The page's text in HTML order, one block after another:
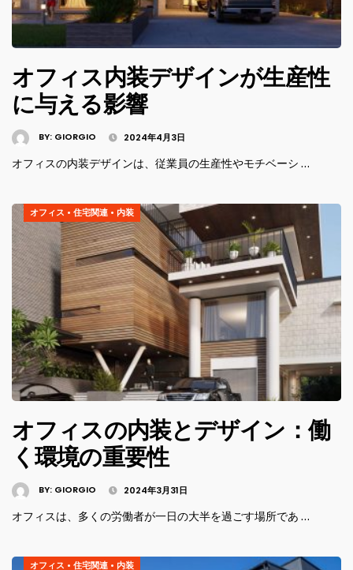
オフィス内装デザインが生産性
に与える影響
BY: GIORGIO 2024年4月3日
オフィスの内装デザインは、従業員の生産性やモチベーシ …
オフィス • 住宅関連 • 内装
オフィスの内装とデザイン：働
く環境の重要性
BY: GIORGIO 2024年3月31日
オフィスは、多くの労働者が一日の大半を過ごす場所であ …
オフィス • 住宅関連 • 内装